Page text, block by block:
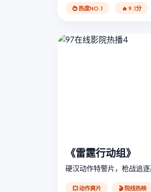
热度NO.1 🔥 9.1分
《雷霆行动组》
硬汉动作特警片，枪战追逐
💥 动作爽片 🎬 院线热映